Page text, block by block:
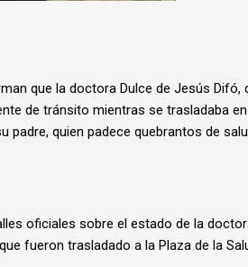
que la doctora Dulce de Jesús Difó,
de tránsito mientras se trasladaba
padre, quien padece quebrantos de
oficiales sobre el estado de la
fueron trasladado a la Plaza de la